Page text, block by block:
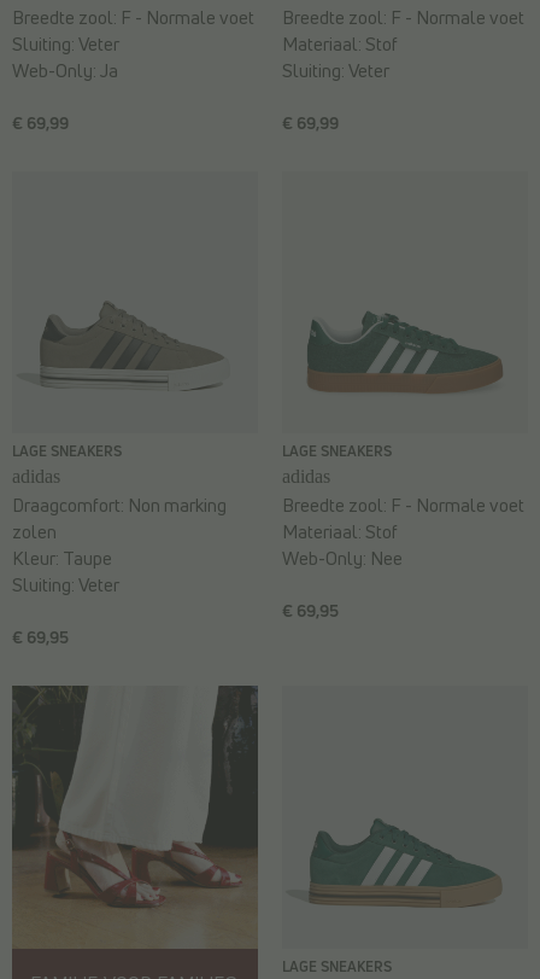
€ 69,99
Breedte zool: F - Normale voet
Sluiting:Veter
Web-Only:Ja
€ 69,99
Breedte zool: F - Normale voet
Materiaal: Stof
Sluiting:Veter
LAGE SNEAKERS
adidas
€ 69,95
Draagcomfort: Non marking
zolen
Kleur: Taupe
Sluiting:Veter
LAGE SNEAKERS
adidas
€ 69,95
Breedte zool: F - Normale voet
Materiaal: Stof
Web-Only: Nee
LAGE SNEAKERS